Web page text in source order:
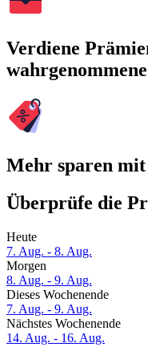
Verdiene
Mehr sparen
Überprüfe die
Heute
7. Aug. - 8. Aug.
Morgen
8. Aug. - 9. Aug.
Dieses Wochenende
7. Aug. - 9. Aug.
Nächstes Wochenende
14. Aug. - 16. Aug.